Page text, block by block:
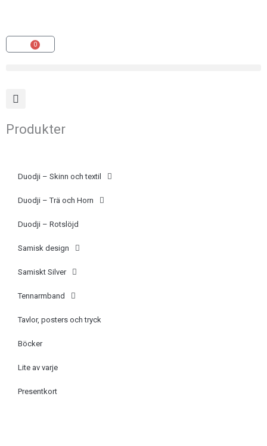
innehåll
0
Varukorg
Produkter
Duodji – Skinn och textil
Duodji – Trä och Horn
Duodji – Rotslöjd
Samisk design
Samiskt Silver
Tennarmband
Tavlor, posters och tryck
Böcker
Lite av varje
Presentkort